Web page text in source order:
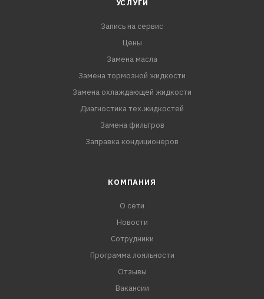
УСЛУГИ
Запись на сервис
Цены
Замена масла
Замена тормозной жидкости
Замена охлаждающей жидкости
Диагностика тех.жидкостей
Замена фильтров
Заправка кондиционеров
КОМПАНИЯ
О сети
Новости
Сотрудники
Программа лояльности
Отзывы
Вакансии